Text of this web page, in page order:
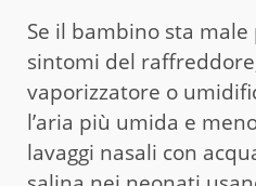
Se il bambino sta
sintomi del
vaporizzatore o
l’aria più umida e
lavaggi nasali con